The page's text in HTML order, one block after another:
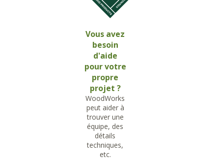
Vous avez
besoin
d'aide
pour votre
propre
projet ?
WoodWorks
peut aider à
trouver une
équipe, des
détails
techniques,
etc.